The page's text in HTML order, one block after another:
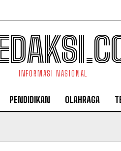
INFORMASI NASIONAL
PENDIDIKAN OLAHRAGA